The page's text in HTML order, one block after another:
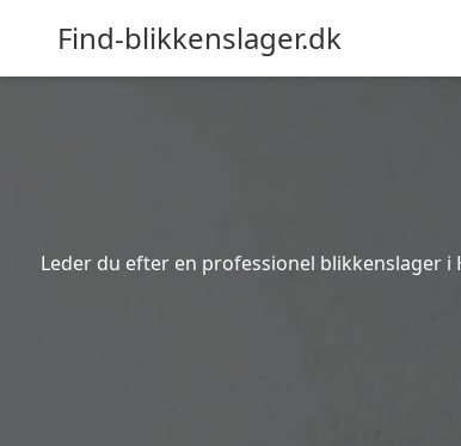
Find-blikkenslager.dk
Leder du efter en professionel blikkenslager